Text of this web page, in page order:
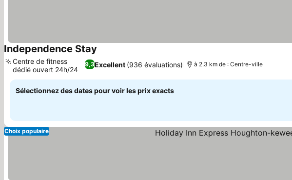
Independence Stay
9,3Excellent (936 évaluations)
Centre de fitness
dédié ouvert 24h/24
à 2.3 km de : Centre-ville
Sélectionnez des dates pour voir les prix exacts
Choix populaire